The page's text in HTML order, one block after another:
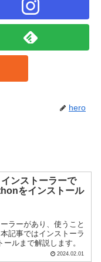
hero
インストーラーで
をインストール
ラーがあり、使うこと
記事ではインストーラ
ルまで解説します。
2024.02.01